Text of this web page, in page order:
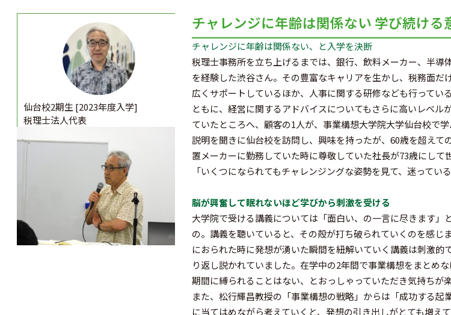
仙台校2期生 [2023年度入学]
税理士法人代表
チャレンジに年齢は関係ない 学び続ける
チャレンジに年齢は関係ない、と入学を決断
税理士事務所を立ち上げるまでは、銀行、飲料メーカー、半
を経験した渋谷さん。その豊富なキャリアを生かし、税務面
広くサポートしているほか、人事に関する研修なども行って
ともに、経営に関するアドバイスについてもさらに高いレベ
ていたところへ、顧客の1人が、事業構想大学院大学仙台校で学
説明を聞きに仙台校を訪問し、興味を持ったが、60歳を超え
置メーカーに勤務していた時に尊敬していた社長が73歳にして
「いくつになられてもチャレンジングな姿勢を見て、迷って
脳が興奮して眠れないほど学びから刺激を受ける
大学院で受ける講義については「面白い、の一言に尽きます
の。講義を聴いていると、その殻が打ち破られていくのを感
におられた時に発想が湧いた瞬間を紐解いていく講義は刺激
り返し説かれていました。在学中の2年間で事業構想をまとめ
期間に縛られることはない、とおっしゃっていただき気持ちが
また、松行輝昌教授の「事業構想の戦略」からは「成功する
に当てはめながら考えていくと、発想の引き出しがとても増